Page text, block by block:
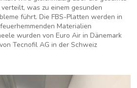
was zu einem gesunden
führt. Die FBS-Platten werden in
Materialien
wurden von Euro Air in Dänemark
Tecnofil AG in der Schweiz